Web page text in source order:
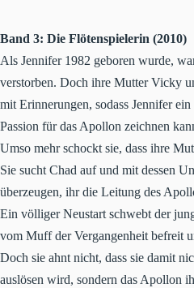
Band 3: Die Flötenspielerin (2010)
Als Jennifer 1982 geboren wurde,
verstorben. Doch ihre Mutter Vicky
mit Erinnerungen, sodass Jennifer
Passion für das Apollon zeichnen
Umso mehr schockt sie, dass ihre
Sie sucht Chad auf und mit dessen
überzeugen, ihr die Leitung des
Ein völliger Neustart schwebt der
vom Muff der Vergangenheit befreit
Doch sie ahnt nicht, dass sie damit
auslösen wird, sondern das Apollon